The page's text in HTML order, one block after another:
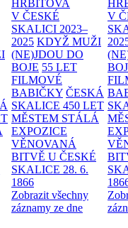
HŘBITOVA
V ČESKÉ
SKALICI 2023–
2025 KDYŽ MUŽI
(NE)JDOU DO
BOJE 55 LET
FILMOVÉ
BABIČKY ČESKÁ
SKALICE 450 LET
MĚSTEM STÁLÁ
EXPOZICE
VĚNOVANÁ
BITVĚ U ČESKÉ
SKALICE 28. 6.
1866
Zobrazit všechny
záznamy ze dne
V